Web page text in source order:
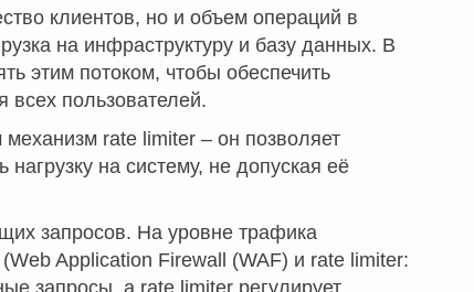
клиентов, но и объем операций в
на инфраструктуру и базу данных. В
этим потоком, чтобы обеспечить
всех пользователей.
rate limiter – он позволяет
нагрузку на систему, не допуская её
запросов. На уровне трафика
Application Firewall (WAF) и rate limiter:
запросы, а rate limiter регулирует